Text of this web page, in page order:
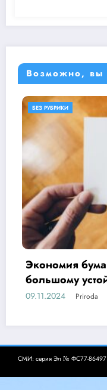
Возможно, вы
шаги к
будущему
СМИ: серия Эл № ФС77-86497